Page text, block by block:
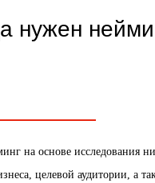
нужен
на основе исследования
целевой аудитории, а